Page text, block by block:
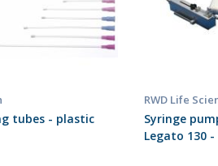
tubes - plastic
RWD Life
Syringe
Legato 130 -